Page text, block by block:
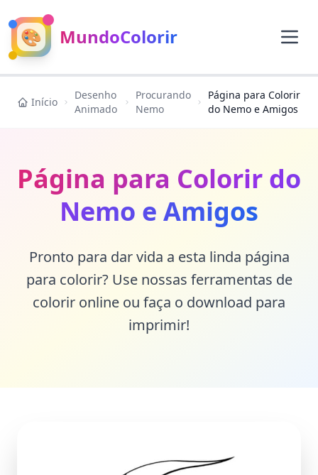
🎨 MundoColorir
Início
Desenho
Animado
Procurando
Nemo
Página para Colorir
do Nemo e Amigos
Página para Colorir do
Nemo e Amigos
Pronto para dar vida a esta linda página
para colorir? Use nossas ferramentas de
colorir online ou faça o download para
imprimir!